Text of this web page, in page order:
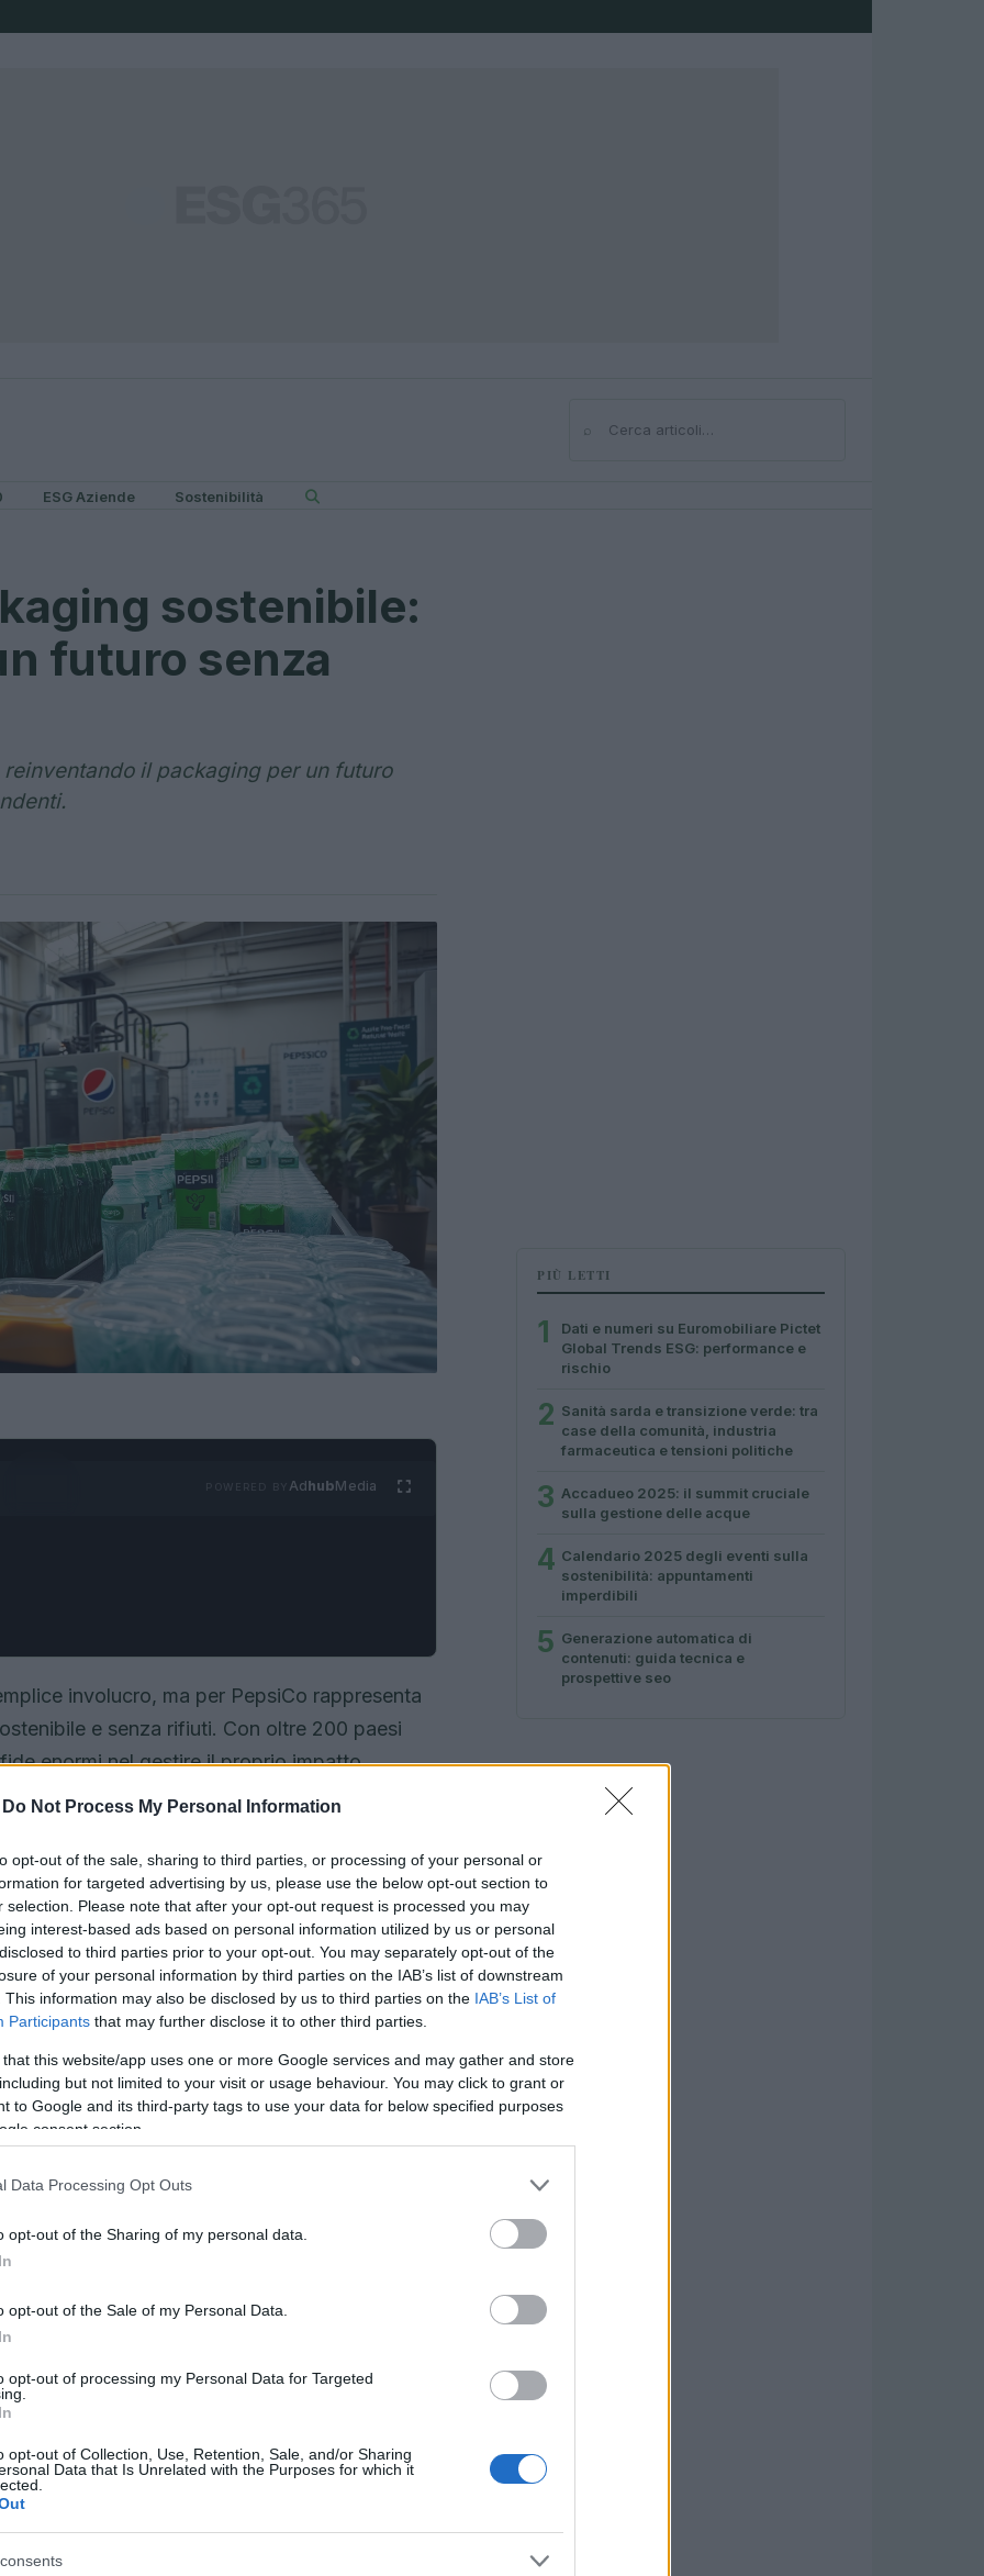
Do Not Process My Personal Information
opt-out of the sale, sharing to third parties, or processing of your personal or
for targeted advertising by us, please use the below opt-out section to
selection. Please note that after your opt-out request is processed you may
interest-based ads based on personal information utilized by us or personal
to third parties prior to your opt-out. You may separately opt-out of the
of your personal information by third parties on the IAB’s list of downstream
This information may also be disclosed by us to third parties on the IAB’s List of
Participants that may further disclose it to other third parties.
that this website/app uses one or more Google services and may gather and store
but not limited to your visit or usage behaviour. You may click to grant or
to Google and its third-party tags to use your data for below specified purposes
consent section.
Data Processing Opt Outs
opt-out of the Sharing of my personal data.
opt-out of the Sale of my Personal Data.
opt-out of processing my Personal Data for Targeted
opt-out of Collection, Use, Retention, Sale, and/or Sharing
Data that Is Unrelated with the Purposes for which it
⌕Cerca
ESG Aziende Sostenibilità
sostenibile:
futuro senza
il packaging per un futuro
AdhubMedia
involucro, ma per PepsiCo rappresenta
e senza rifiuti. Con oltre 200 paesi
enormi nel gestire il proprio impatto
che sta compiendo per trasformare il suo
viaggio verso un futuro migliore!
mondo senza rifiuti
e snack: ha una visione ambiziosa per il suo
in cui i materiali non diventino mai rifiuti.
ma un vero e proprio piano d’azione
,collaborazione einvestimento
di plastica vergine; è essenziale migliorare la
utilizzati.
PIÙ LETTI
1
Dati e numeri su Euromobiliare Pictet
Global Trends ESG: performance e
rischio
2 Sanità sarda e transizione verde: tra
case della comunità, industria
farmaceutica e tensioni politiche
3 Accadueo 2025: il summit cruciale
sulla gestione delle acque
4 Calendario 2025 degli eventi sulla
sostenibilità: appuntamenti
imperdibili
5 Generazione automatica di
contenuti: guida tecnica e
prospettive seo